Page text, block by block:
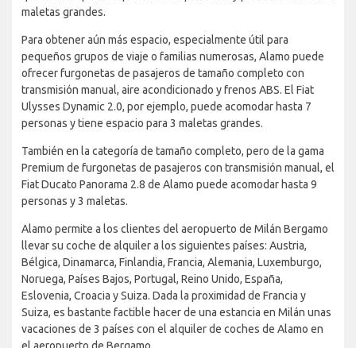
maletas grandes.
Para obtener aún más espacio, especialmente útil para
pequeños grupos de viaje o familias numerosas, Alamo puede
ofrecer furgonetas de pasajeros de tamaño completo con
transmisión manual, aire acondicionado y frenos ABS. El Fiat
Ulysses Dynamic 2.0, por ejemplo, puede acomodar hasta 7
personas y tiene espacio para 3 maletas grandes.
También en la categoría de tamaño completo, pero de la gama
Premium de furgonetas de pasajeros con transmisión manual, el
Fiat Ducato Panorama 2.8 de Alamo puede acomodar hasta 9
personas y 3 maletas.
Alamo permite a los clientes del aeropuerto de Milán Bergamo
llevar su coche de alquiler a los siguientes países: Austria,
Bélgica, Dinamarca, Finlandia, Francia, Alemania, Luxemburgo,
Noruega, Países Bajos, Portugal, Reino Unido, España,
Eslovenia, Croacia y Suiza. Dada la proximidad de Francia y
Suiza, es bastante factible hacer de una estancia en Milán unas
vacaciones de 3 países con el alquiler de coches de Alamo en
el aeropuerto de Bergamo.